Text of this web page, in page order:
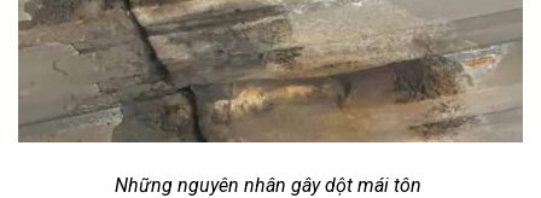
Những nguyên nhân gây dột mái tôn